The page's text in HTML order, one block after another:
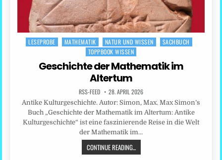
Posted
LESEPROBE MATHEMATIK NATUR UND WISSEN
SACHBUCH
TOPPBOOK WISSEN
Geschichte der Mathematik im
Altertum
RSS-FEED 28. APRIL 2026
Antike Kulturgeschichte. Autor: Simon, Max. Max Simon’s
Buch „Geschichte der Mathematik im Altertum: Antike
Kulturgeschichte“ ist eine faszinierende Reise in die Welt
der Mathematik im…
CONTINUE READING...